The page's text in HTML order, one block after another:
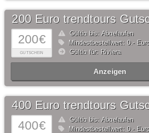
200€
GUTSCHEIN
200 Euro trendtours
Gültig bis: Abgelaufen
Mindestbestellwert: 0,-
Gültig für: Riviera
Anzeigen
400€
400 Euro trendtours
Gültig bis: Abgelaufen
Mindestbestellwert: 0,-